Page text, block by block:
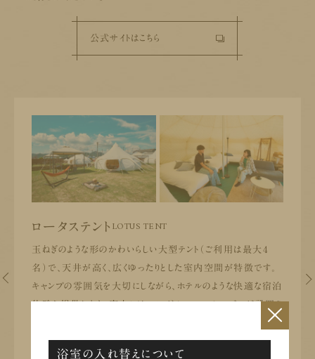
公式サイトはこちら
ロータステント LOTUS TENT
玉ねぎのような形のかわいらしい大型テント（ご利用は最大4
名）で、天井が高く、広くゆったりとした室内空間が特徴です。
キャンプの雰囲気を大切にしながら、ホテルのような快適な宿泊
体験を提供します。室内には、ベッドやソファ、テーブルが設置さ
※朝食はUNO HOTEL内「瀬戸内レストランBLUNO」からオリジナ
ル朝食セットをテイクアウトにてご提供いたします。
×
浴室の入れ替えについて